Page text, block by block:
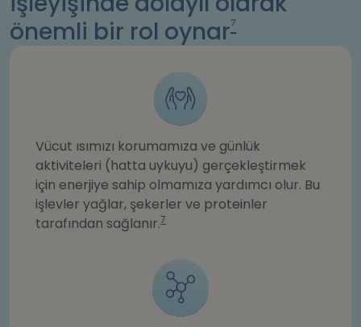
önemli bir rol oynar⁷
Vücut ısımızı korumamıza ve günlük
aktiviteleri (hatta uykuyu) gerçekleştirmek
için enerjiye sahip olmamıza yardımcı olur. Bu
işlevler yağlar, şekerler ve proteinler
tarafından sağlanır.7